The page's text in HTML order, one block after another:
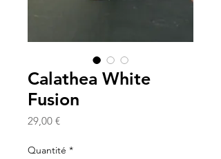
Calathea White
Fusion
29,00 €Prix
Quantité *